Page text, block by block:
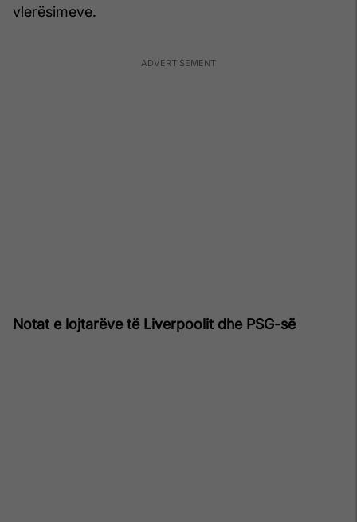
vlerësimeve.
Notat e lojtarëve të Liverpoolit dhe PSG-së